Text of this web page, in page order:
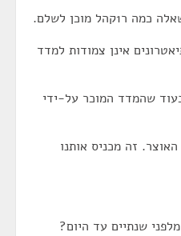
מוכן לשלם.
אינן צמודות למדד
תהיה פחות מ-12% בעוד שהמדד המוכר על-ידי
זה מכניס אותנו
שנתיים עד היום?